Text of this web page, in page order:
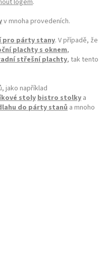
logem.
v mnoha provedeních.
pro párty stany. V případě, že
plachty s oknem,
střešní plachty, tak tento
jako například
stolybistro stolky a
do párty stanů a mnoho